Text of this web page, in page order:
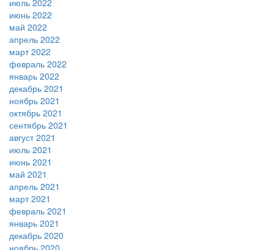
июль 2022
июнь 2022
май 2022
апрель 2022
март 2022
февраль 2022
январь 2022
декабрь 2021
ноябрь 2021
октябрь 2021
сентябрь 2021
август 2021
июль 2021
июнь 2021
май 2021
апрель 2021
март 2021
февраль 2021
январь 2021
декабрь 2020